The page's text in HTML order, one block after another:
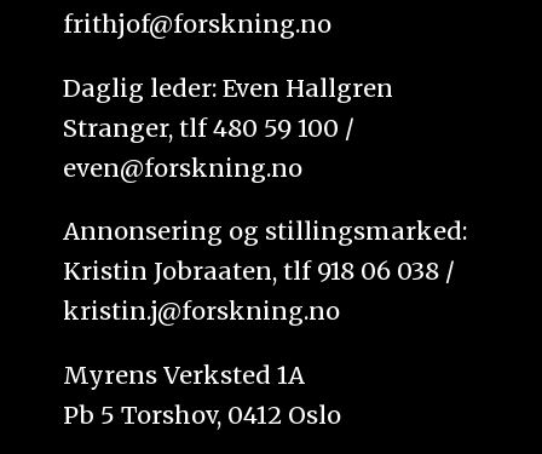
frithjof@forskning.no
Daglig leder: Even Hallgren
Stranger, tlf 480 59 100 /
even@forskning.no
Annonsering og stillingsmarked:
Kristin Jobraaten, tlf 918 06 038 /
kristin.j@forskning.no
Myrens Verksted 1A
Pb 5 Torshov, 0412 Oslo